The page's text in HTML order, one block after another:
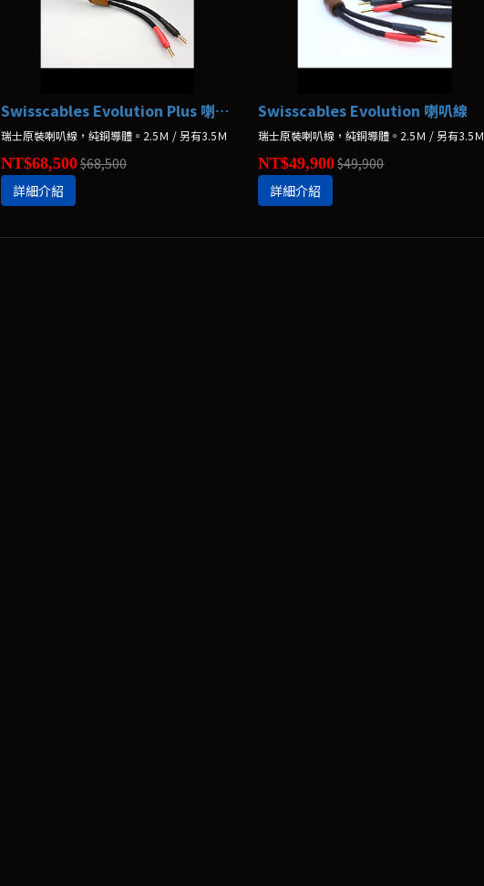
Swisscables Evolution Plus 喇叭線
瑞士原裝喇叭線，純銅導體。2.5Ｍ / 另有3.5Ｍ
NT$68,500$68,500
詳細介紹
Swisscables Evolution 喇叭線
瑞士原裝喇叭線，純銅導體。2.5Ｍ / 另有3.5Ｍ
NT$49,900$49,900
詳細介紹